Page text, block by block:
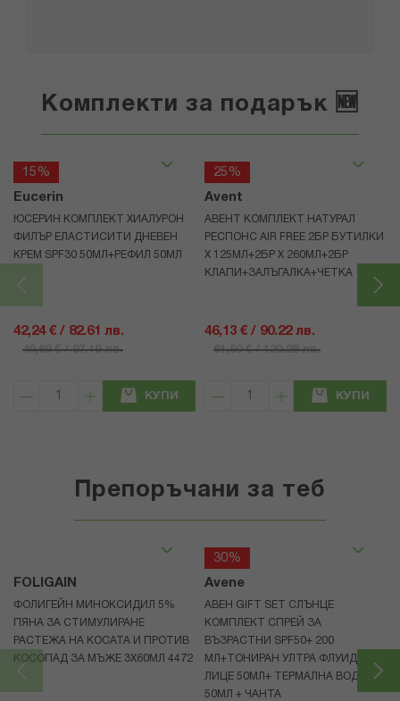
Комплекти за подарък 🆕
15%
Eucerin
ЮСЕРИН КОМПЛЕКТ ХИАЛУРОН
ФИЛЪР ЕЛАСТИСИТИ ДНЕВЕН
КРЕМ SPF30 50МЛ+РЕФИЛ 50МЛ
42,24 € / 82.61 лв.
49,69 € / 97.19 лв.
КУПИ
25%
Avent
АВЕНТ КОМПЛЕКТ НАТУРАЛ
РЕСПОНС AIR FREE 2БР БУТИЛКИ
Х 125МЛ+2БР Х 260МЛ+2БР
КЛАПИ+ЗАЛЪГАЛКА+ЧЕТКА
46,13 € / 90.22 лв.
61,50 € / 120.28 лв.
КУПИ
Препоръчани за теб
FOLIGAIN
ФОЛИГЕЙН МИНОКСИДИЛ 5%
ПЯНА ЗА СТИМУЛИРАНЕ
РАСТЕЖА НА КОСАТА И ПРОТИВ
КОСОПАД ЗА МЪЖЕ 3X60МЛ 4472
30%
Avene
АВЕН GIFT SET СЛЪНЦЕ
КОМПЛЕКТ СПРЕЙ ЗА
ВЪЗРАСТНИ SPF50+ 200
МЛ+ТОНИРАН УЛТРА ФЛУИД ЗА
ЛИЦЕ 50МЛ+ ТЕРМАЛНА ВОДА
50МЛ + ЧАНТА